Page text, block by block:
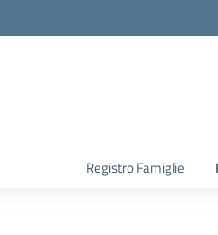
Registro Famiglie